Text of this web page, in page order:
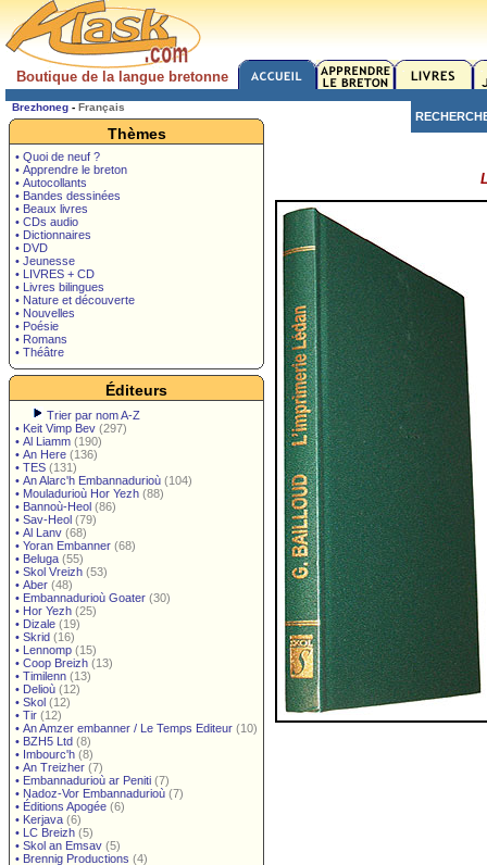
Boutique de la langue bretonne
Brezhoneg - Français
Thèmes
• Quoi de neuf ?
• Apprendre le breton
• Autocollants
• Bandes dessinées
• Beaux livres
• CDs audio
• Dictionnaires
• DVD
• Jeunesse
• LIVRES + CD
• Livres bilingues
• Nature et découverte
• Nouvelles
• Poésie
• Romans
• Théâtre
Éditeurs
Trier par nom A-Z
• Keit Vimp Bev (297)
• Al Liamm (190)
• An Here (136)
• TES (131)
• An Alarc'h Embannadurioù (104)
• Mouladurioù Hor Yezh (88)
• Bannoù-Heol (86)
• Sav-Heol (79)
• Al Lanv (68)
• Yoran Embanner (68)
• Beluga (55)
• Skol Vreizh (53)
• Aber (48)
• Embannadurioù Goater (30)
• Hor Yezh (25)
• Dizale (19)
• Skrid (16)
• Lennomp (15)
• Coop Breizh (13)
• Timilenn (13)
• Delioù (12)
• Skol (12)
• Tir (12)
• An Amzer embanner / Le Temps Editeur (10)
• BZH5 Ltd (8)
• Imbourc'h (8)
• An Treizher (7)
• Embannadurioù ar Peniti (7)
• Nadoz-Vor Embannadurioù (7)
• Éditions Apogée (6)
• Kerjava (6)
• LC Breizh (5)
• Skol an Emsav (5)
• Brennig Productions (4)